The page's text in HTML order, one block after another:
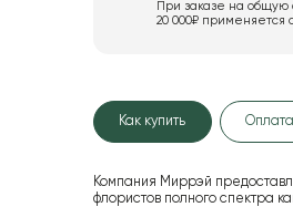
При заказе на общую
20 000₽ применяется
Как купить Оплата
Компания Миррэй
флористов полного спектра